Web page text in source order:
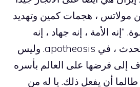
مولاتس ، هجمات كمين وتهديد
“إنه الأمة ، إنه جهاد ، إنه
شريعة” ، يخلص المتحدث ، في apotheosis. وليس
إلى فرضها على العالم بأسره
أن يفعل ذلك. يا له من